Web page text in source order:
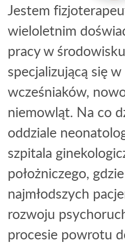
Jestem
wieloletnim
pracy w
specjalizującą się
wcześniaków,
niemowląt. Na co
oddziale
szpitala
położniczego,
najmłodszych
rozwoju
procesie powrotu